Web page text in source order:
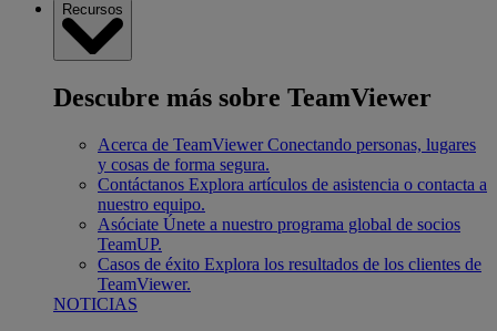
Recursos
Descubre más sobre TeamViewer
Acerca de TeamViewer Conectando personas, lugares
y cosas de forma segura.
Contáctanos Explora artículos de asistencia o contacta a
nuestro equipo.
Asóciate Únete a nuestro programa global de socios
TeamUP.
Casos de éxito Explora los resultados de los clientes de
TeamViewer.
NOTICIAS